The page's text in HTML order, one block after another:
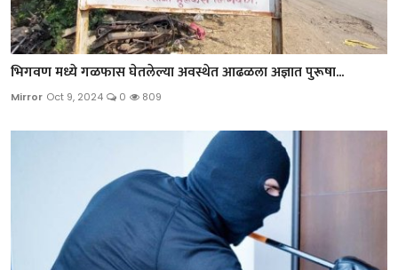
भिगवण मध्ये गळफास घेतलेल्या अवस्थेत आढळला अज्ञात पुरूषा...
Mirror Oct 9, 2024 0 809